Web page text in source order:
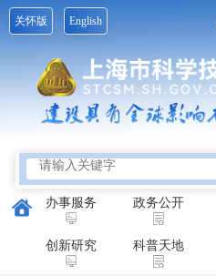
关怀版 English
办事服务 政务公开
创新研究 科普天地